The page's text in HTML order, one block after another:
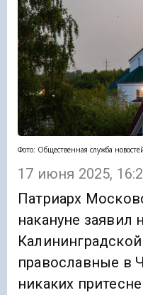
Фото: Общественная служба
17 июня 2025,
Патриарх
накануне заявил
православные в
никаких